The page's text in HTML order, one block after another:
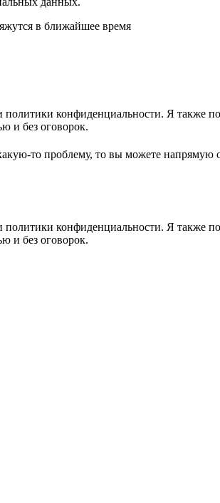
в ближайшее время
конфиденциальности. Я также
и без оговорок.
то проблему, то вы можете
конфиденциальности. Я также
и без оговорок.